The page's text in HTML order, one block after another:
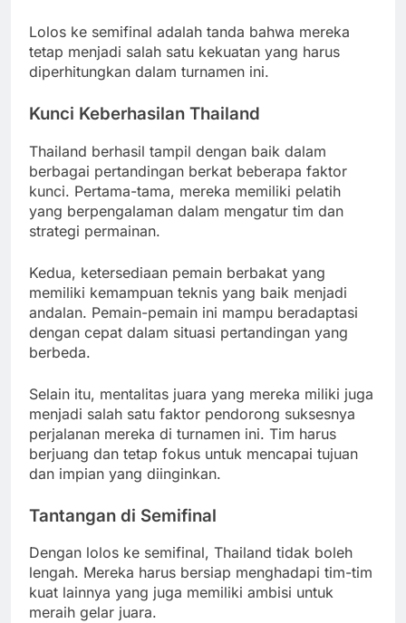
Lolos ke semifinal adalah tanda bahwa mereka
tetap menjadi salah satu kekuatan yang harus
diperhitungkan dalam turnamen ini.
Kunci Keberhasilan Thailand
Thailand berhasil tampil dengan baik dalam
berbagai pertandingan berkat beberapa faktor
kunci. Pertama-tama, mereka memiliki pelatih
yang berpengalaman dalam mengatur tim dan
strategi permainan.
Kedua, ketersediaan pemain berbakat yang
memiliki kemampuan teknis yang baik menjadi
andalan. Pemain-pemain ini mampu beradaptasi
dengan cepat dalam situasi pertandingan yang
berbeda.
Selain itu, mentalitas juara yang mereka miliki juga
menjadi salah satu faktor pendorong suksesnya
perjalanan mereka di turnamen ini. Tim harus
berjuang dan tetap fokus untuk mencapai tujuan
dan impian yang diinginkan.
Tantangan di Semifinal
Dengan lolos ke semifinal, Thailand tidak boleh
lengah. Mereka harus bersiap menghadapi tim-tim
kuat lainnya yang juga memiliki ambisi untuk
meraih gelar juara.